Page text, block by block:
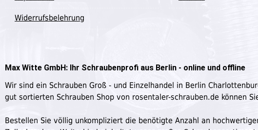
Widerrufsbelehrung
Max Witte GmbH: Ihr Schraubenprofi aus Berlin - online und offline
Wir sind ein Schrauben Groß - und Einzelhandel in Berlin
gut sortierten Schrauben Shop von rosentaler-schrauben.de können
Bestellen Sie völlig unkompliziert die benötigte Anzahl an